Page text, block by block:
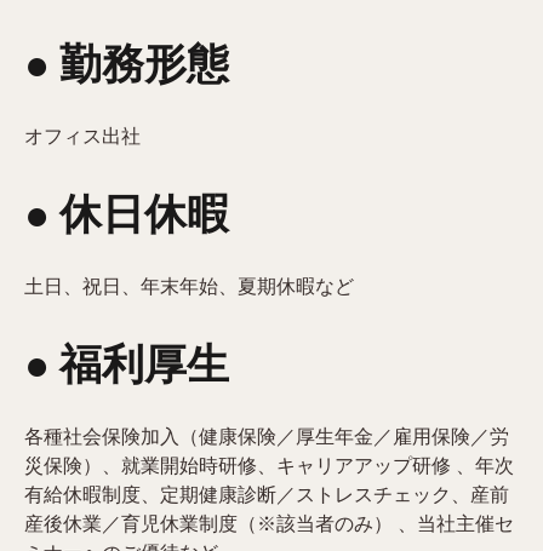
● 勤務形態
オフィス出社
● 休日休暇
土日、祝日、年末年始、夏期休暇など
● 福利厚生
各種社会保険加入（健康保険／厚生年金／雇用保険／労
災保険）、就業開始時研修、キャリアアップ研修 、年次
有給休暇制度、定期健康診断／ストレスチェック、産前
産後休業／育児休業制度（※該当者のみ） 、当社主催セ